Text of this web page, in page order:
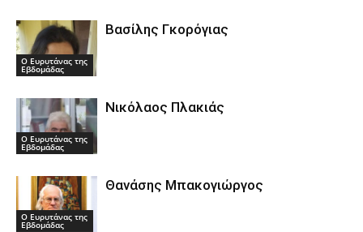
Ο Ευρυτάνας της
Εβδομάδας
Βασίλης Γκορόγιας
Ο Ευρυτάνας της
Εβδομάδας
Νικόλαος Πλακιάς
Ο Ευρυτάνας της
Εβδομάδας
Θανάσης Μπακογιώργος